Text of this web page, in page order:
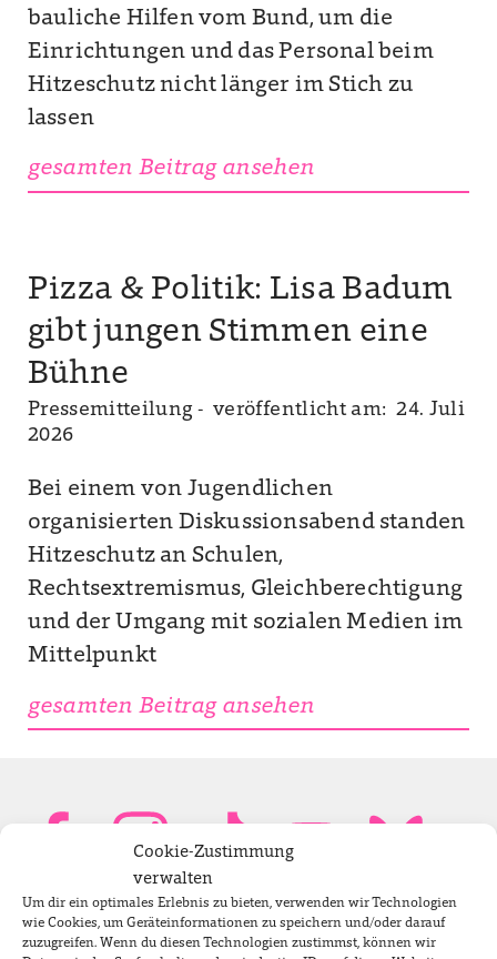
Cookie-Zustimmung
verwalten
Um dir ein optimales Erlebnis zu bieten, verwenden wir Technologien
wie Cookies, um Geräteinformationen zu speichern und/oder darauf
zuzugreifen. Wenn du diesen Technologien zustimmst, können wir
bauliche Hilfen vom Bund, um die
Einrichtungen und das Personal beim
Hitzeschutz nicht länger im Stich zu
lassen
gesamten Beitrag ansehen
Pizza & Politik: Lisa Badum
gibt jungen Stimmen eine
Bühne
Pressemitteilung - veröffentlicht am: 24. Juli
2026
Bei einem von Jugendlichen
organisierten Diskussionsabend standen
Hitzeschutz an Schulen,
Rechtsextremismus, Gleichberechtigung
und der Umgang mit sozialen Medien im
Mittelpunkt
gesamten Beitrag ansehen
Bundestagsabgeordnete